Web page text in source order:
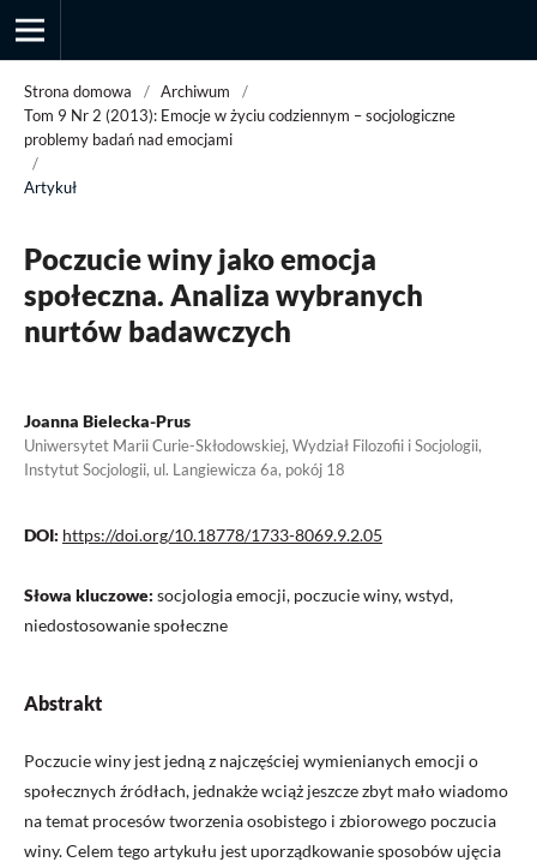
Strona domowa / Archiwum
/
Tom 9 Nr 2 (2013): Emocje w życiu codziennym – socjologiczne
problemy badań nad emocjami
/
Artykuł
Poczucie winy jako emocja
społeczna. Analiza wybranych
nurtów badawczych
Joanna Bielecka-Prus
Uniwersytet Marii Curie-Skłodowskiej, Wydział Filozofii i Socjologii,
Instytut Socjologii, ul. Langiewicza 6a, pokój 18
DOI: https://doi.org/10.18778/1733-8069.9.2.05
Słowa kluczowe: socjologia emocji, poczucie winy, wstyd,
niedostosowanie społeczne
Abstrakt
Poczucie winy jest jedną z najczęściej wymienianych emocji o
społecznych źródłach, jednakże wciąż jeszcze zbyt mało wiadomo
na temat procesów tworzenia osobistego i zbiorowego poczucia
winy. Celem tego artykułu jest uporządkowanie sposobów ujęcia